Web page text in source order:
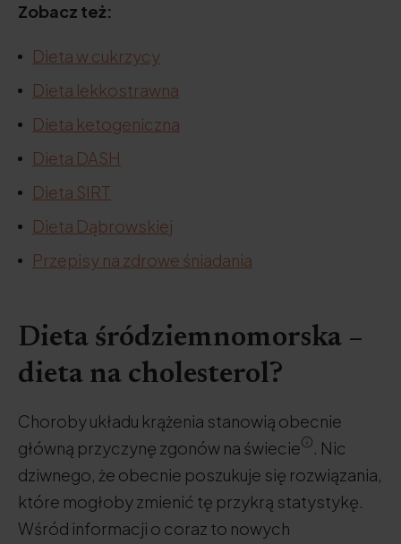
Zobacz też:
Dieta w cukrzycy
Dieta lekkostrawna
Dieta ketogeniczna
Dieta DASH
Dieta SIRT
Dieta Dąbrowskiej
Przepisy na zdrowe śniadania
Dieta śródziemnomorska –
dieta na cholesterol?
Choroby układu krążenia stanowią obecnie
główną przyczynę zgonów na świecie
. Nic
dziwnego, że obecnie poszukuje się rozwiązania,
które mogłoby zmienić tę przykrą statystykę.
Wśród informacji o coraz to nowych